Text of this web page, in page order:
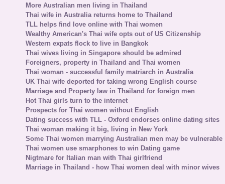
More Australian men living in Thailand
Thai wife in Australia returns home to Thailand
TLL helps find love online with Thai women
Wealthy American's Thai wife opts out of US Citizenship
Western expats flock to live in Bangkok
Thai wives living in Singapore should be admired
Foreigners, property in Thailand and Thai women
Thai woman - successful family matriarch in Australia
UK Thai wife deported for taking wrong English course
Marriage and Property law in Thailand for foreign men
Hot Thai girls turn to the internet
Prospects for Thai women without English
Dating success with TLL - Oxford endorses online dating sites
Thai woman making it big, living in New York
Some Thai women marrying Australian men may be vulnerable
Thai women use smarphones to win Dating game
Nigtmare for Italian man with Thai girlfriend
Marriage in Thailand - how Thai women deal with minor wives